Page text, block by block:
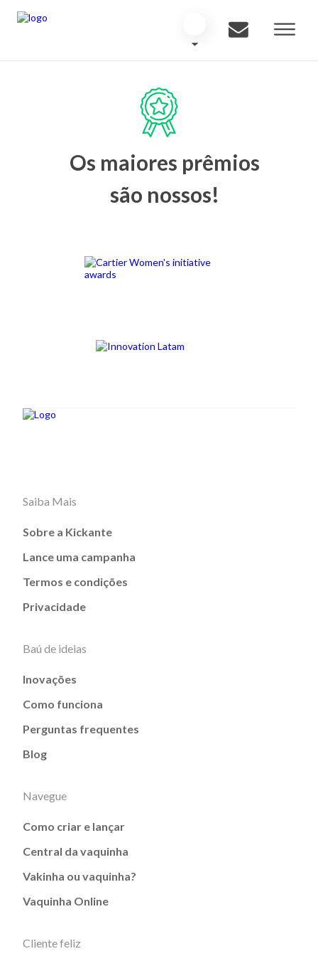
Os maiores prêmios
são nossos!
Saiba Mais
Sobre a Kickante
Lance uma campanha
Termos e condições
Privacidade
Baú de ideias
Inovações
Como funciona
Perguntas frequentes
Blog
Navegue
Como criar e lançar
Central da vaquinha
Vakinha ou vaquinha?
Vaquinha Online
Cliente feliz